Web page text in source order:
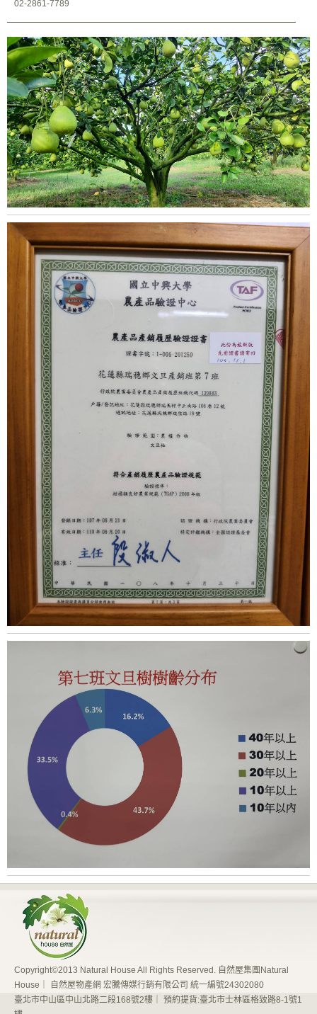
02-2861-7789
Copyright©2013 Natural House All Rights Reserved. 自然屋集團Natural
House｜ 自然屋物產網 宏騰傳媒行銷有限公司 統一編號24302080
臺北市中山區中山北路二段168號2樓｜ 預約提貨:臺北市士林區格致路8-1號1